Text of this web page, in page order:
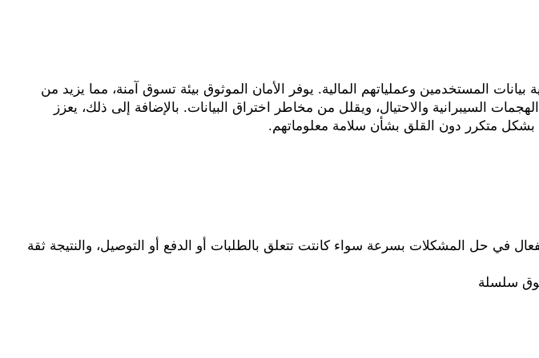
بشكل متكرر دون القلق بشأن سلامة معلوماتهم.
سلسلة